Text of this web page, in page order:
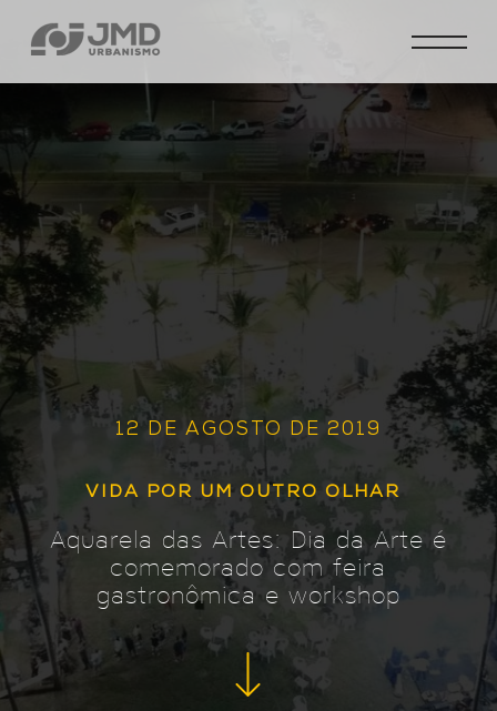
12 DE AGOSTO DE 2019
VIDA POR UM OUTRO OLHAR
Aquarela das Artes: Dia da Arte é
comemorado com feira
gastronômica e workshop